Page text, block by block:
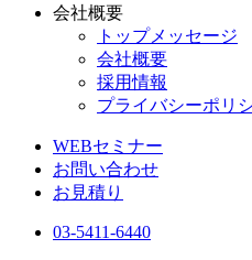
会社概要
トップメッセージ
会社概要
採用情報
プライバシーポリ
WEBセミナー
お問い合わせ
お見積り
03-5411-6440